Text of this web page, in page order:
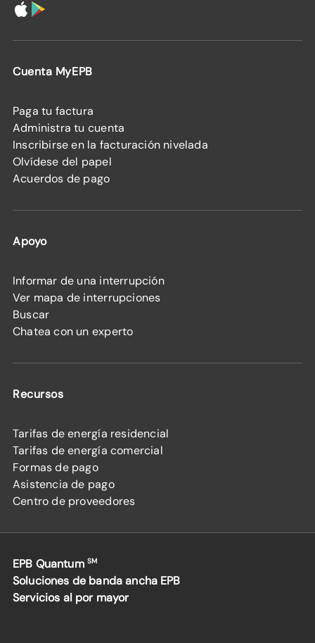
Cuenta MyEPB
Paga tu factura
Administra tu cuenta
Inscribirse en la facturación nivelada
Olvídese del papel
Acuerdos de pago
Apoyo
Informar de una interrupción
Ver mapa de interrupciones
Buscar
Chatea con un experto
Recursos
Tarifas de energía residencial
Tarifas de energía comercial
Formas de pago
Asistencia de pago
Centro de proveedores
EPB Quantum SM
Soluciones de banda ancha EPB
Servicios al por mayor